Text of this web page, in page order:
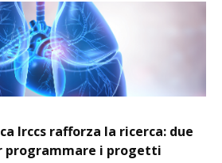
Irccs rafforza la ricerca: due
programmare i progetti